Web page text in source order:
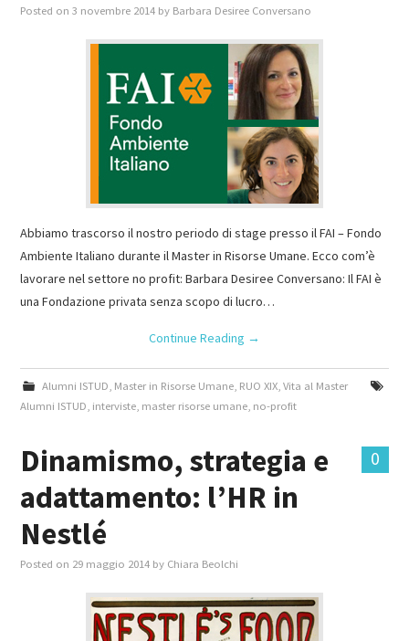
Posted on3 novembre 2014 by Barbara Desiree Conversano
Abbiamo trascorso il nostro periodo di stage presso il FAI – Fondo
Ambiente Italiano durante il Master in Risorse Umane. Ecco com’è
lavorare nel settore no profit: Barbara Desiree Conversano: Il FAI è
una Fondazione privata senza scopo di lucro…
Continue Reading →
Alumni ISTUD Master in Risorse Umane, RUO XIX, Vita al Master
Alumni ISTUD interviste master risorse umane no-profit
0
Dinamismo, strategia e
adattamento: l’HR in
Nestlé
Posted on 29 maggio 2014 by Chiara Beolchi